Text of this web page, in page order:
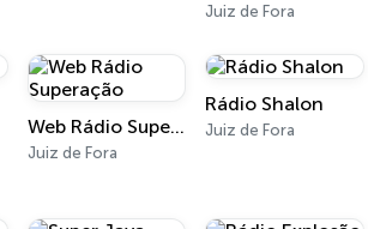
Juiz de Fora
Web Rádio Superação
Juiz de Fora
Rádio Shalon
Juiz de Fora